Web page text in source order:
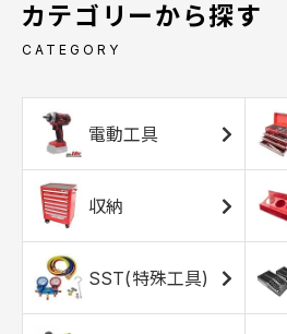
カテゴリーから探す
CATEGORY
電動工具
収納
SST(特殊工具)